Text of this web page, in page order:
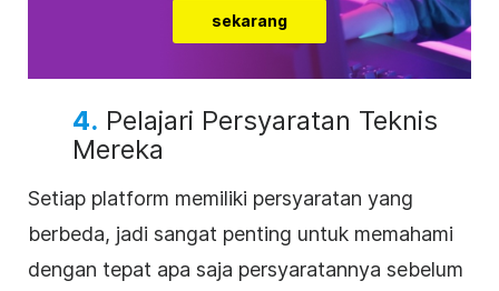
sekarang
4. Pelajari Persyaratan Teknis
Mereka
Setiap platform memiliki persyaratan yang
berbeda, jadi sangat penting untuk memahami
dengan tepat apa saja persyaratannya sebelum